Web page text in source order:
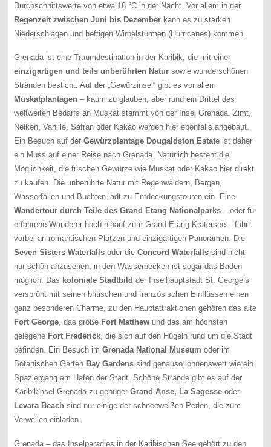
Durchschnittswerte von etwa 18 °C in der Nacht. Vor allem in der
Regenzeit zwischen Juni bis Dezember kann es zu starken
Niederschlägen und heftigen Wirbelstürmen (Hurricanes) kommen.
Grenada ist eine Traumdestination in der Karibik, die mit einer
einzigartigen und teils unberührten Natur sowie wunderschönen
Stränden besticht. Auf der „Gewürzinsel“ gibt es vor allem
Muskatplantagen – kaum zu glauben, aber rund ein Drittel des
weltweiten Bedarfs an Muskat stammt von der Insel Grenada. Zimt,
Nelken, Vanille, Safran oder Kakao werden hier ebenfalls angebaut.
Ein Besuch auf derGewürzplantage Dougaldston Estate ist daher
ein Muss auf einer Reise nach Grenada. Natürlich besteht die
Möglichkeit, die frischen Gewürze wie Muskat oder Kakao hier direkt
zu kaufen. Die unberührte Natur mit Regenwäldern, Bergen,
Wasserfällen und Buchten lädt zu Entdeckungstouren ein. Eine
Wandertour durch Teile des Grand Etang Nationalparks – oder für
erfahrene Wanderer hoch hinauf zum Grand Etang Kratersee – führt
vorbei an romantischen Plätzen und einzigartigen Panoramen. Die
Seven Sisters Waterfalls oder dieConcord Waterfalls sind nicht
nur schön anzusehen, in den Wasserbecken ist sogar das Baden
möglich. Das koloniale Stadtbild der Inselhauptstadt St. George’s
versprüht mit seinen britischen und französischen Einflüssen einen
ganz besonderen Charme, zu den Hauptattraktionen gehören das alte
Fort George, das große Fort Matthew und das am höchsten
gelegene Fort Frederick, die sich auf den Hügeln rund um die Stadt
befinden. Ein Besuch imGrenada National Museum oder im
Botanischen Garten Bay Gardens sind genauso lohnenswert wie ein
Spaziergang am Hafen der Stadt. Schöne Strände gibt es auf der
Karibikinsel Grenada zu genüge:Grand Anse, La Sagesse oder
Levara Beach sind nur einige der schneeweißen Perlen, die zum
Verweilen einladen.
Grenada – das Inselparadies in der Karibischen See gehört zu den